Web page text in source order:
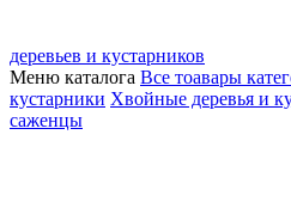
деревьев и кустарников
Меню каталога Все тоавары
кустарники Хвойные деревья и
саженцы